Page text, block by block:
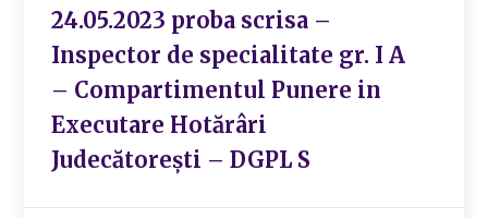
24.05.2023 proba scrisa –
Inspector de specialitate gr. I A
– Compartimentul Punere in
Executare Hotărâri
Judecătorești – DGPL S